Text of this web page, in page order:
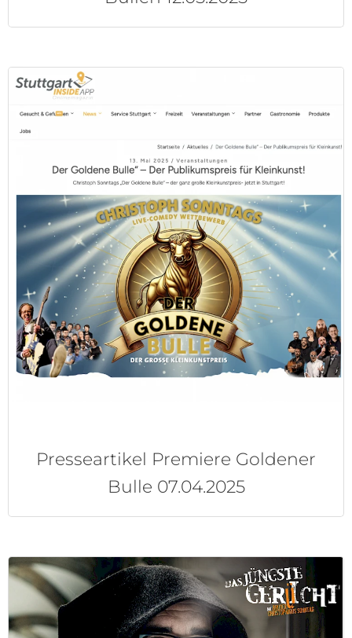
Presseartikel Premiere Goldener
Bulle 07.04.2025